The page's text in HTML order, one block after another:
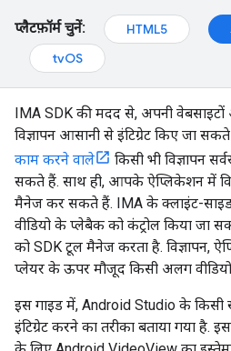
प्लैटफ़ॉर्म चुनें: HTML5
tvOS
IMA SDK की मदद से, अपनी वेबसाइटों
विज्ञापन आसानी से इंटिग्रेट किए जा
काम करने वाले
किसी भी विज्ञापन
सकते हैं. साथ ही, आपके ऐप्लिकेशन में
मैनेज कर सकते हैं. IMA के क्लाइंट-
वीडियो के प्लेबैक को कंट्रोल किया जा
को SDK टूल मैनेज करता है. विज्ञापन,
प्लेयर के ऊपर मौजूद किसी अलग
इस गाइड में, Android Studio के किसी
इंटिग्रेट करने का तरीका बताया गया है.